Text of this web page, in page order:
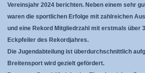
Vereinsjahr 2024 berichten. Neben einem sehr
waren die sportlichen Erfolge mit zahlreichen
und eine Rekord Mitgliedrzahl mit erstmals über
Eckpfeiler des Rekordjahres.
Die Jugendabteilung ist überdurchschnittlich
Breitensport wird gezielt gefördert.